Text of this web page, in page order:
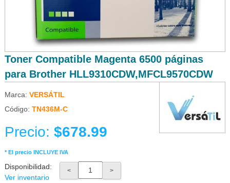
Toner Compatible Magenta 6500 páginas
para Brother HLL9310CDW,MFCL9570CDW
Marca: VERSÁTIL
Código: TN436M-C
Precio: $678.99
* El precio INCLUYE IVA
Disponibilidad:
Ver inventario
< >